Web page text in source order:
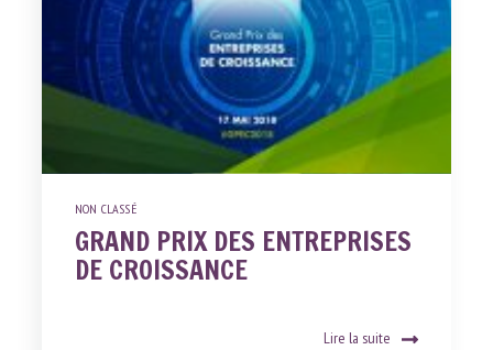
NON CLASSÉ
GRAND PRIX DES ENTREPRISES
DE CROISSANCE
Lire la suite